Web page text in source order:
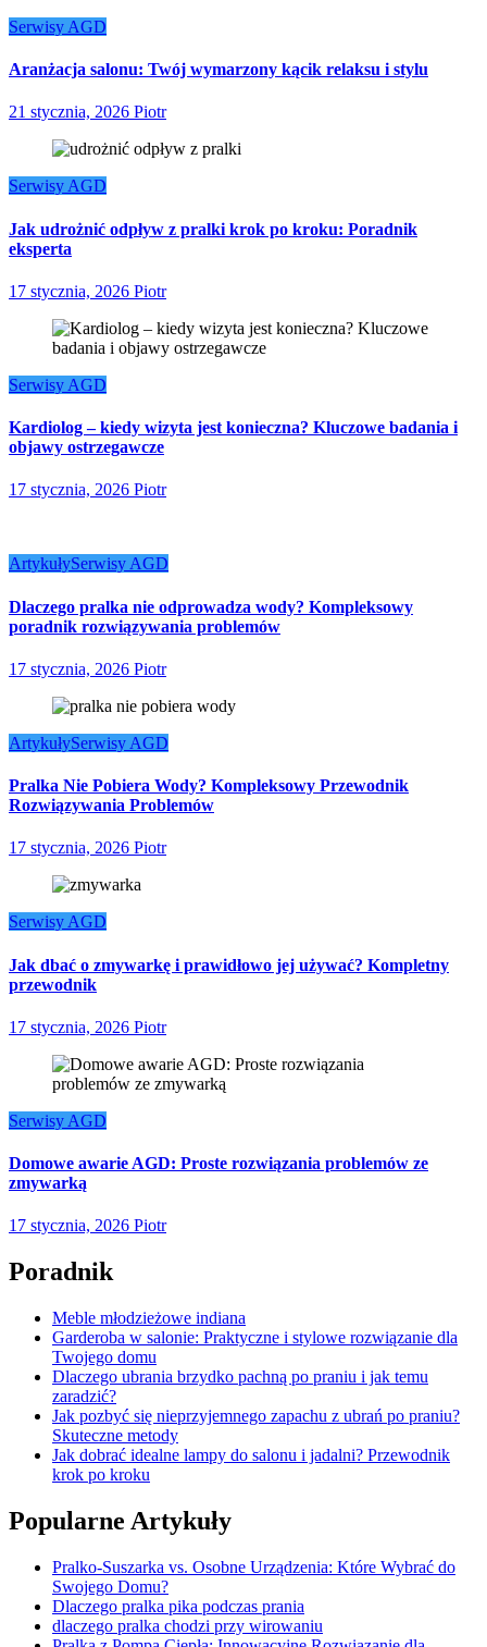
Serwisy AGD
Aranżacja salonu: Twój wymarzony kącik relaksu i stylu
21 stycznia, 2026 Piotr
Serwisy AGD
Jak udrożnić odpływ z pralki krok po kroku: Poradnik
eksperta
17 stycznia, 2026 Piotr
Serwisy AGD
Kardiolog – kiedy wizyta jest konieczna? Kluczowe badania i
objawy ostrzegawcze
17 stycznia, 2026 Piotr
ArtykułySerwisy AGD
Dlaczego pralka nie odprowadza wody? Kompleksowy
poradnik rozwiązywania problemów
17 stycznia, 2026 Piotr
ArtykułySerwisy AGD
Pralka Nie Pobiera Wody? Kompleksowy Przewodnik
Rozwiązywania Problemów
17 stycznia, 2026 Piotr
Serwisy AGD
Jak dbać o zmywarkę i prawidłowo jej używać? Kompletny
przewodnik
17 stycznia, 2026 Piotr
Serwisy AGD
Domowe awarie AGD: Proste rozwiązania problemów ze
zmywarką
17 stycznia, 2026 Piotr
Poradnik
Meble młodzieżowe indiana
Garderoba w salonie: Praktyczne i stylowe rozwiązanie dla
Twojego domu
Dlaczego ubrania brzydko pachną po praniu i jak temu
zaradzić?
Jak pozbyć się nieprzyjemnego zapachu z ubrań po praniu?
Skuteczne metody
Jak dobrać idealne lampy do salonu i jadalni? Przewodnik
krok po kroku
Popularne Artykuły
Pralko-Suszarka vs. Osobne Urządzenia: Które Wybrać do
Swojego Domu?
Dlaczego pralka pika podczas prania
dlaczego pralka chodzi przy wirowaniu